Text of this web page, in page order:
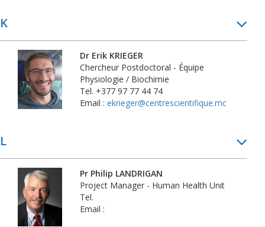
K
Dr Erik KRIEGER
Chercheur Postdoctoral - Équipe
Physiologie / Biochimie
Tel. +377 97 77 44 74
Email : ekrieger@centrescientifique.mc
L
Pr Philip LANDRIGAN
Project Manager - Human Health Unit
Tel.
Email :